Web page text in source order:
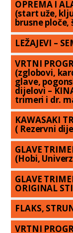
OPREMA I
(start uže,
brusne
LEŽAJEVI –
VRTNI
(zglobovi,
glave,
dijelovi –
trimeri i dr.
KAWASAKI
( Rezervni
GLAVE
(Hobi,
GLAVE
ORIGINAL
FLAKS,
VRTNI